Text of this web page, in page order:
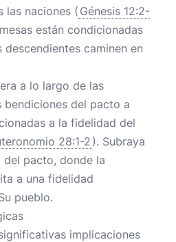
las naciones ( Génesis 12:2-
están condicionadas
descendientes caminen en
a lo largo de las
bendiciones del pacto a
a la fidelidad del
28:1-2 ). Subraya
pacto, donde la
a una fidelidad
pueblo.
implicaciones